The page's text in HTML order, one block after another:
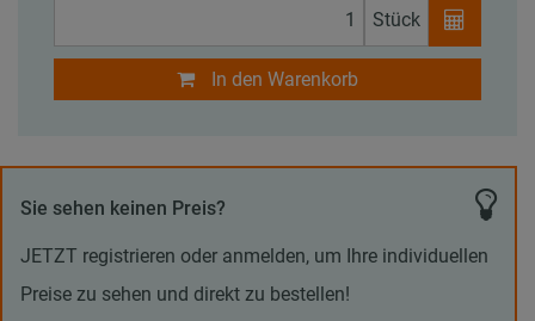
Stück
In den Warenkorb
Sie sehen keinen Preis?
JETZT registrieren oder anmelden, um Ihre individuellen
Preise zu sehen und direkt zu bestellen!